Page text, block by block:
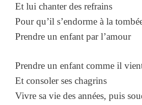
Et lui chanter des refrains
Pour qu’il s’endorme à la
Prendre un enfant par l’amour
Prendre un enfant comme il
Et consoler ses chagrins
Vivre sa vie des années, puis